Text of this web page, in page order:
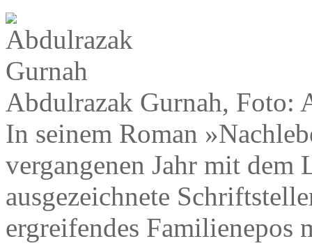
Abdulrazak Gurnah, Foto:
In seinem Roman
vergangenen Jahr mit dem
ausgezeichnete
ergreifendes Familienepos